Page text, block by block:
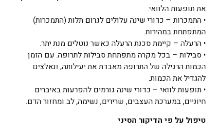
את תופעות הלוואי:
• התמכרות – כדורי שינה עלולים לגרום תלות (התמכרות)
המתפתחת במהירות.
• הרעלה – קיימת סכנת הרעלה כאשר נוטלים מנת יתר.
• סבילות – בכל מקרה מתפתחת סבילות לתרופה. עם הזמן
הכמות הרגילה של התרופה מאבדת את יעילותה, ונאלצים
להגדיל את הכמות.
• תופעות לוואי – כדורי שינה גורמים להפרעות באיברים
חיוניים, במערכת העצבים, שרירים, נשימה, לב ומחזור הדם.
טיפול על פי הדיקור הסיני